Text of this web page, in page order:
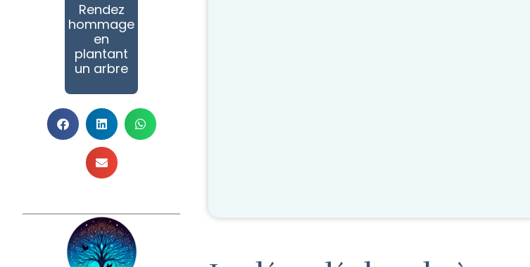
Rendez
hommage
en
plantant
un arbre